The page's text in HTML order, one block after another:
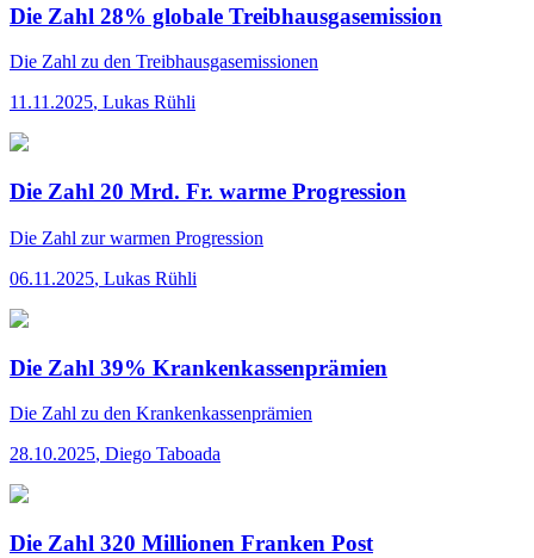
Die Zahl 28% globale Treibhausgasemission
Die Zahl zu den Treibhausgasemissionen
11.11.2025, Lukas Rühli
Die Zahl 20 Mrd. Fr. warme Progression
Die Zahl zur warmen Progression
06.11.2025, Lukas Rühli
Die Zahl 39% Krankenkassenprämien
Die Zahl zu den Krankenkassenprämien
28.10.2025, Diego Taboada
Die Zahl 320 Millionen Franken Post